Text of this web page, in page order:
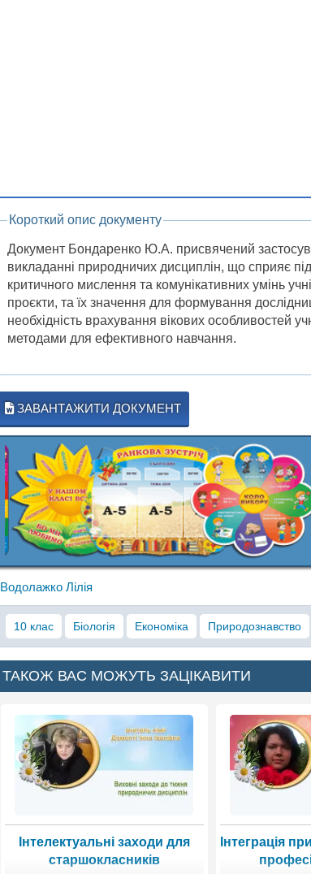
Короткий опис документу
Документ Бондаренко Ю.А. присвячений
викладанні природничих дисциплін, що сприяє
критичного мислення та комунікативних умінь
проєкти, та їх значення для формування
необхідність врахування вікових особливостей
методами для ефективного навчання.
ЗАВАНТАЖИТИ ДОКУМЕНТ
Водолажко Лілія
10 клас Біологія Економіка Природознавство
ТАКОЖ ВАС МОЖУТЬ ЗАЦІКАВИТИ
Інтелектуальні заходи для
старшокласників
Інтеграція